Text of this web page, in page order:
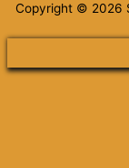
Copyright © 2026